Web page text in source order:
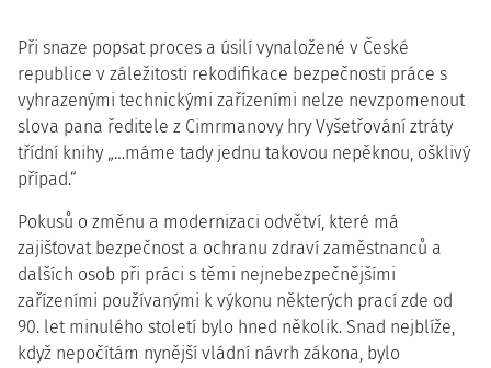
Při snaze popsat proces a úsilí vynaložené v České
republice v záležitosti rekodifikace bezpečnosti práce s
vyhrazenými technickými zařízeními nelze nevzpomenout
slova pana ředitele z Cimrmanovy hry Vyšetřování ztráty
třídní knihy „…máme tady jednu takovou nepěknou, ošklivý
případ.“
Pokusů o změnu a modernizaci odvětví, které má
zajišťovat bezpečnost a ochranu zdraví zaměstnanců a
dalších osob při práci s těmi nejnebezpečnějšími
zařízeními používanými k výkonu některých prací zde od
90. let minulého století bylo hned několik. Snad nejblíže,
když nepočítám nynější vládní návrh zákona, bylo